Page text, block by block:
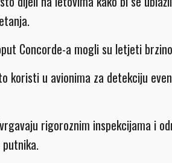
Concorde-a mogli su letjeti
koristi u avionima za detekciju
rigoroznim inspekcijama i